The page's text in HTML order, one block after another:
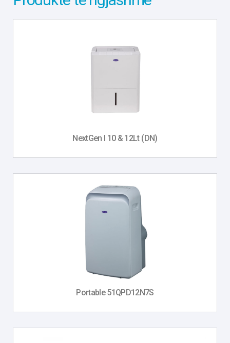
NextGen I 10 & 12Lt (DN)
Portable 51QPD12N7S